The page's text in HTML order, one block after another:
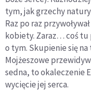
tym, jak grzechy
Raz po raz
kobiety. Zaraz… coś tu
o tym. Skupienie się
Mojżeszowe
sedna, to okaleczenie
wycięcie jej serca.